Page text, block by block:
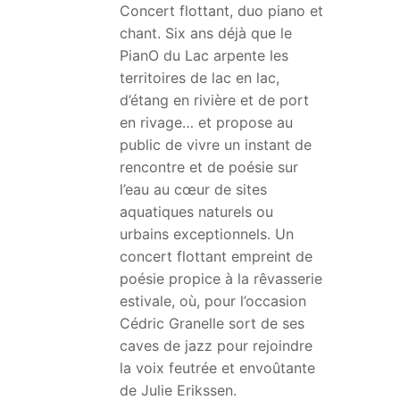
Concert flottant, duo piano et
chant. Six ans déjà que le
PianO du Lac arpente les
territoires de lac en lac,
d’étang en rivière et de port
en rivage… et propose au
public de vivre un instant de
rencontre et de poésie sur
l’eau au cœur de sites
aquatiques naturels ou
urbains exceptionnels. Un
concert flottant empreint de
poésie propice à la rêvasserie
estivale, où, pour l’occasion
Cédric Granelle sort de ses
caves de jazz pour rejoindre
la voix feutrée et envoûtante
de Julie Erikssen.